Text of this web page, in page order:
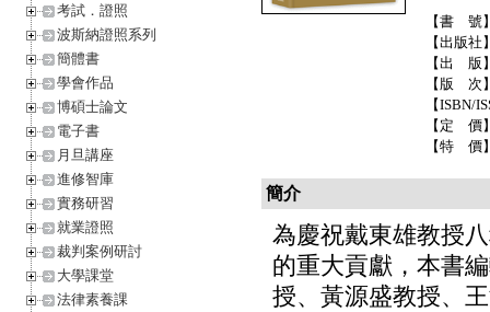
考試．證照
波斯納證照系列
簡體書
學會作品
博碩士論文
電子書
月旦講座
進修智庫
實務研習
就業證照
裁判案例研討
大學課堂
法律素養課
【書 號
【出版社
【出 版
【版 次
【ISBN/
【定 價
【特 價
簡介
為慶祝戴東雄教授
的重大貢獻，本書
授、黃源盛教授、